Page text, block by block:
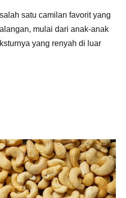
satu camilan favorit yang
mulai dari anak-anak
yang renyah di luar